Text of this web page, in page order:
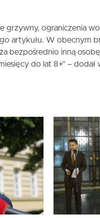
grzywny, ograniczenia
artykułu. W obecnym
bezpośrednio inną
do lat 8+” – dodał